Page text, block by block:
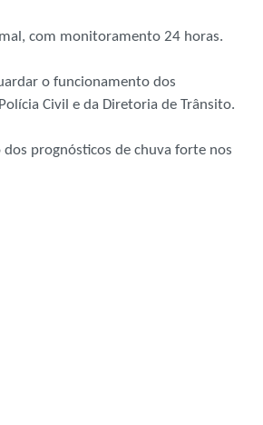
com monitoramento 24 horas.
o funcionamento dos
Civil e da Diretoria de Trânsito.
prognósticos de chuva forte nos